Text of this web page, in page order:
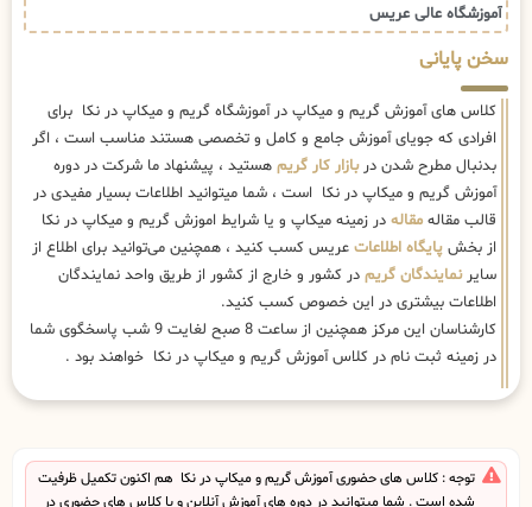
آموزشگاه عالی عریس
سخن پایانی
کلاس های آموزش گریم و میکاپ در آموزشگاه گریم و میکاپ در نکا برای
افرادی که جویای آموزش جامع و کامل و تخصصی هستند مناسب است ، اگر
بدنبال مطرح شدن دربازار کار گریم هستید ، پیشنهاد ما شرکت در دوره
آموزش گریم و میکاپ در نکا است ، شما میتوانید اطلاعات بسیار مفیدی در
قالب مقاله مقاله در زمینه میکاپ و یا شرایط اموزش گریم و میکاپ در نکا
از بخش پایگاه اطلاعات عریس کسب کنید ، همچنین می‌توانید برای اطلاع از
سایرنمایندگان گریم در کشور و خارج از کشور از طریق واحد نمایندگان
اطلاعات بیشتری در این خصوص کسب کنید.
کارشناسان این مرکز همچنین از ساعت 8 صبح لغایت 9 شب پاسخگوی شما
در زمینه ثبت نام در کلاس آموزش گریم و میکاپ در نکا خواهند بود .
توجه : کلاس های حضوری آموزش گریم و میکاپ در نکا هم اکنون تکمیل ظرفیت
شده است . شما میتوانید در دوره های آموزش آنلاین و یا کلاس های حضوری در